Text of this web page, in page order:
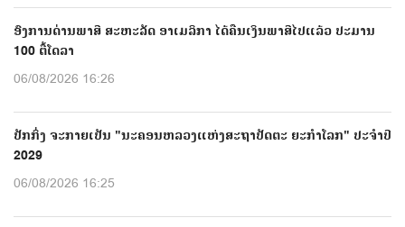
ອົງການດ່ານພາສີ ສະຫະລັດ ອາເມລິກາ ໄດ້ຄືນເງິນພາສີໄປແລ້ວ ປະມານ
100 ຕື້ໂດລາ
06/08/2026 16:26
ປັກກິ່ງ ຈະກາຍເປັນ "ນະຄອນຫລວງແຫ່ງສະຖາປັດຕະ ຍະກຳໂລກ" ປະຈຳປີ
2029
06/08/2026 16:25